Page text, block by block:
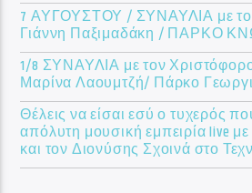
7 ΑΥΓΟΥΣΤΟΥ / ΣΥΝΑΥΛΙΑ με το
Γιάννη Παξιμαδάκη / ΠΑΡΚΟ
1/8 ΣΥΝΑΥΛΙΑ με τον
Μαρίνα Λαουμτζή/ Πάρκο
Θέλεις να είσαι εσύ ο τυχερός
απόλυτη μουσική εμπειρία live
και τον Διονύσης Σχοινά στο